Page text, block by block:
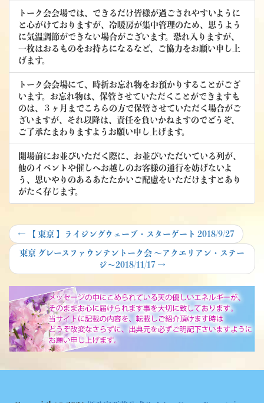
トーク会会場では、できるだけ皆様が過ごされやすいように
と心がけておりますが、冷暖房が集中管理のため、思うよう
に気温調節ができない場合がございます。恐れ入りますが、
一枚はおるものをお持ちになるなど、ご協力をお願い申し上
げます。
トーク会会場にて、時折お忘れ物をお預かりすることがござ
います。お忘れ物は、保管させていただくことができますも
のは、３ヶ月までこちらの方で保管させていただく場合がご
ざいますが、それ以降は、責任を負いかねますのでどうぞ、
ご了承たまわりますようお願い申し上げます。
開場前にお並びいただく際に、お並びいただいている列が、
他のイベントや催しへお越しのお客様の通行を妨げないよ
う、思いやりのあるあたたかいご配慮をいただけますとあり
がたく存じます。
投
稿
ナ
ビ
ゲ
ー
シ
ョ
← Previous
post:
【 東京 】ライジングウェーブ・スターゲート 2018/9/27
Next
東京 グレースファウンテントーク会 ～アクエリアン・ステー
ジ～2018/11/17 →